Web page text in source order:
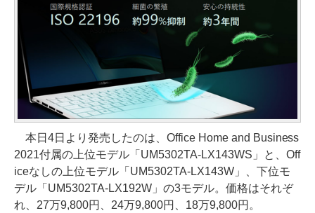
本日4日より発売したのは、Office Home and Business
2021付属の上位モデル「UM5302TA-LX143WS」と、Off
iceなしの上位モデル「UM5302TA-LX143W」、下位モ
デル「UM5302TA-LX192W」の3モデル。価格はそれぞ
れ、27万9,800円、24万9,800円、18万9,800円。